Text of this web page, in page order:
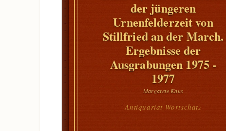
der jüngeren
Urnenfelderzeit von
Stillfried an der March.
Ergebnisse der
Ausgrabungen 1975 -
1977
Margarete Kaus
Antiquariat Wortschatz